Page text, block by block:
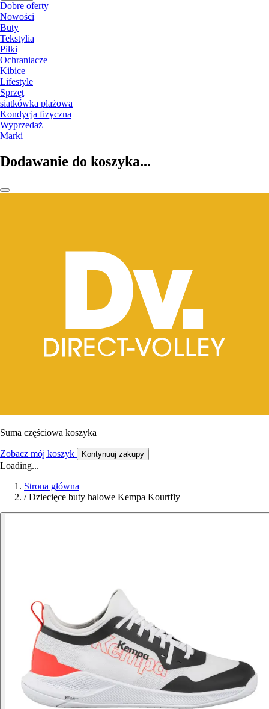
Dobre oferty
Nowości
Buty
Tekstylia
Piłki
Ochraniacze
Kibice
Lifestyle
Sprzęt
siatkówka plażowa
Kondycja fizyczna
Wyprzedaż
Marki
Dodawanie do koszyka...
Suma częściowa koszyka
Zobacz mój koszyk Kontynuuj zakupy
Loading...
Strona główna
/ Dziecięce buty halowe Kempa Kourtfly